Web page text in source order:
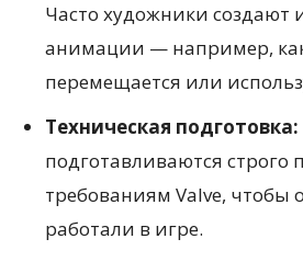
Часто художники создают
анимации — например,
перемещается или
Техническая подготовка:
подготавливаются строго
требованиям Valve, чтобы
работали в игре.